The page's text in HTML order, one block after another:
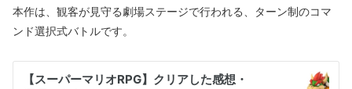
本作は、観客が見守る劇場ステージで行われる、ターン制のコマ
ンド選択式バトルです。